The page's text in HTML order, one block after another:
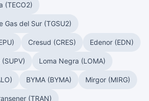
(TECO2)
Gas del Sur (TGSU2)
Cresud (CRES) Edenor (EDN)
Loma Negra (LOMA)
BYMA (BYMA) Mirgor (MIRG)
(TRAN)